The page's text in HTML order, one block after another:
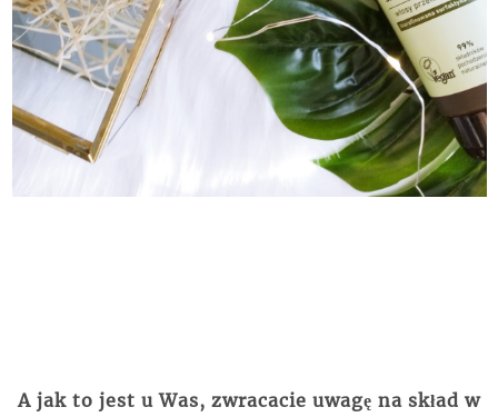
A jak to jest u Was, zwracacie uwagę na skład w